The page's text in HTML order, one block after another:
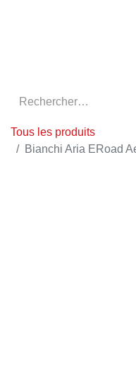
Tous les produits
Bianchi Aria ERoad